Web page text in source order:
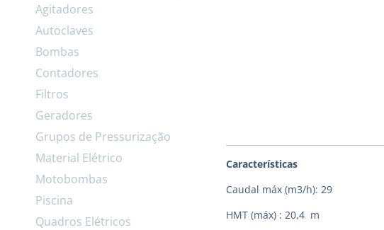
Agitadores
Autoclaves
Bombas
Contadores
Filtros
Geradores
Grupos de Pressurização
Material Elétrico
Motobombas
Piscina
Quadros Elétricos
Características
Caudal máx (m3/h): 29
HMT (máx) : 20,4 m